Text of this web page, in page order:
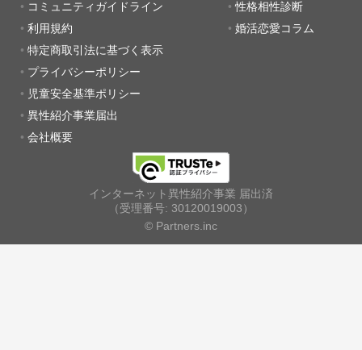
コミュニティガイドライン
利用規約
特定商取引法に基づく表示
プライバシーポリシー
児童安全基準ポリシー
異性紹介事業届出
会社概要
性格相性診断
婚活恋愛コラム
インターネット異性紹介事業 届出済
（受理番号: 30120019003）
© Partners.inc